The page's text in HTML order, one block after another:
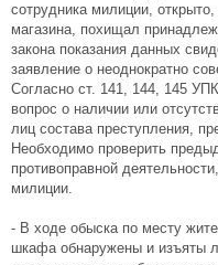
сотрудника милиции,
магазина, похищал
закона показания данных
заявление о неоднократно
Согласно ст. 141, 144, 145
вопрос о наличии или
лиц состава преступления,
Необходимо проверить
противоправной
милиции.
- В ходе обыска по месту
шкафа обнаружены и изъяты